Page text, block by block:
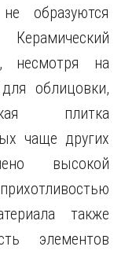
образуются
несмотря на
облицовки,
плитка
чаще других
высокой
также
элементов